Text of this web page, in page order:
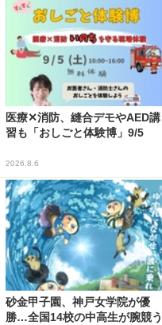
医療✕消防、縫合デモやAED講
習も「おしごと体験博」9/5
2026.8.6
砂金甲子園、神戸女学院が優
勝…全国14校の中高生が腕競う